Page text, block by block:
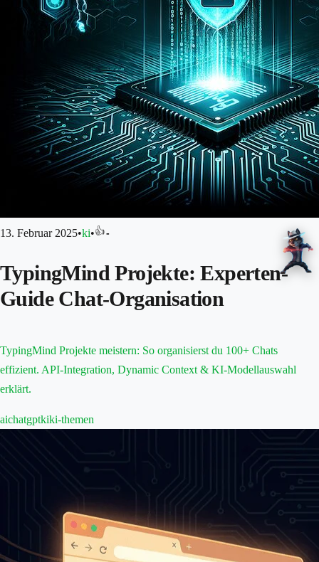
13. Februar 2025•ki•👍-
TypingMind Projekte: Experten-
Guide Chat-Organisation
TypingMind Projekte meistern: So organisierst du 100+ Chats
effizient. API-Integration, Dynamic Context & KI-Modellauswahl
erklärt.
aichatgptkiki-themen